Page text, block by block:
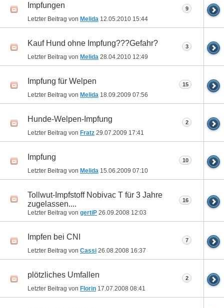
Impfungen
Letzter Beitrag von Melida 12.05.2010 15:44
9
Kauf Hund ohne Impfung???Gefahr?
Letzter Beitrag von Melida 28.04.2010 12:49
3
Impfung für Welpen
Letzter Beitrag von Melida 18.09.2009 07:56
15
Hunde-Welpen-Impfung
Letzter Beitrag von Fratz 29.07.2009 17:41
2
Impfung
Letzter Beitrag von Melida 15.06.2009 07:10
10
Tollwut-Impfstoff Nobivac T für 3 Jahre
zugelassen....
Letzter Beitrag von gertiP 26.09.2008 12:03
16
Impfen bei CNI
Letzter Beitrag von Cassi 26.08.2008 16:37
7
plötzliches Umfallen
Letzter Beitrag von Florin 17.07.2008 08:41
2